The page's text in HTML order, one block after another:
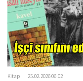
Kitap 25.02.2026 06:02